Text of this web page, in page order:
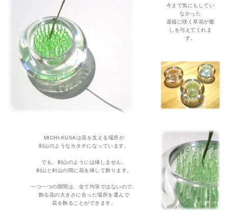
今まで気にもしてい
なかった
道端に咲く草花が癒
しを与えてくれま
す。
MICHI-KUSAは花を支える場所が
剣山のようなカタチになっています。
でも、剣山のようには挿しません。
剣山と剣山の間に花を挿して飾ります。
一つ一つの隙間は、全て均等ではないので、
飾る花の大きさに合った場所を選んで
花を飾ることができます。